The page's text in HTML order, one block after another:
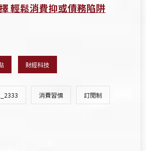
輕鬆消費抑或債務陷阱
財經科技
消費習慣 訂閱制